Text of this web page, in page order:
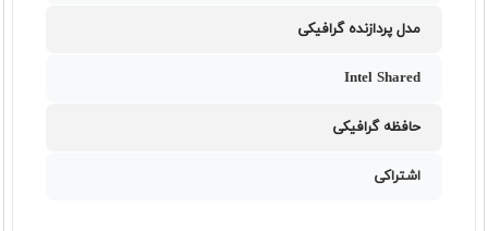
مدل پردازنده گرافیکی
Intel Shared
حافظه گرافیکی
اشتراکی